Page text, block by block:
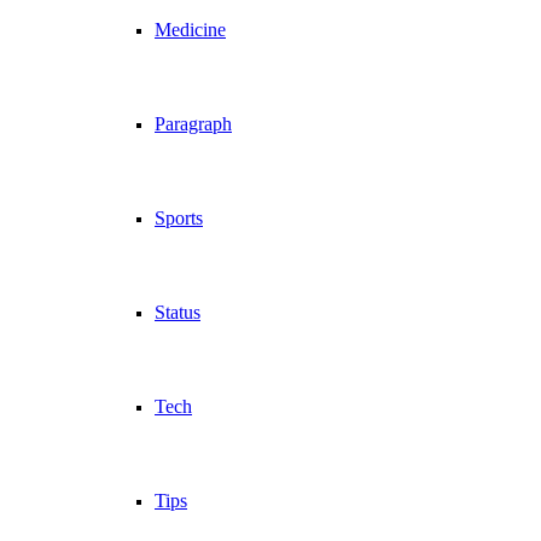
Medicine
Paragraph
Sports
Status
Tech
Tips